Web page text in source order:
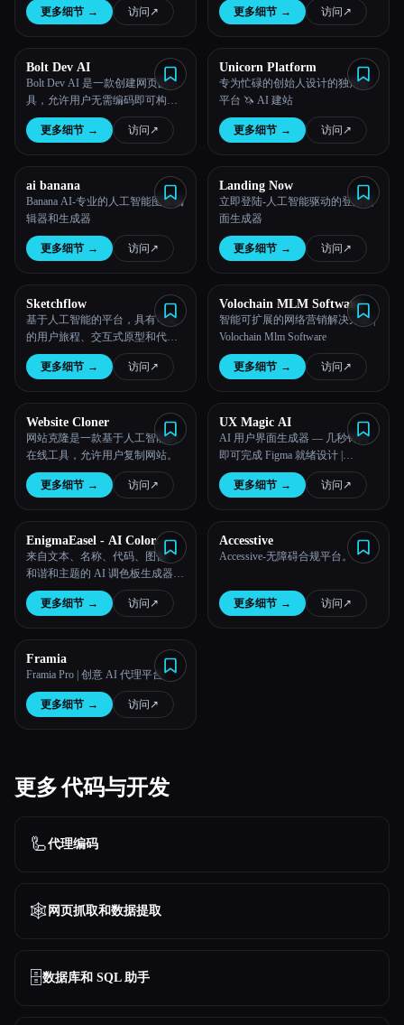
更多细节 → 访问 ↗︎ 更多细节 → 访问 ↗︎
Bolt Dev AI
Bolt Dev AI 是一款创建网页的工
具，允许用户无需编码即可构建
专业的响应式网站。
更多细节 → 访问 ↗︎
Unicorn Platform
专为忙碌的创始人设计的独角兽
平台 🦄 AI 建站
更多细节 → 访问 ↗︎
ai banana
Banana AI-专业的人工智能图像编
辑器和生成器
更多细节 → 访问 ↗︎
Landing Now
立即登陆-人工智能驱动的登陆页
面生成器
更多细节 → 访问 ↗︎
Sketchflow
基于人工智能的平台，具有可见
的用户旅程、交互式原型和代码
生成器。
更多细节 → 访问 ↗︎
Volochain MLM Software
智能可扩展的网络营销解决方案 |
Volochain Mlm Software
更多细节 → 访问 ↗︎
Website Cloner
网站克隆是一款基于人工智能的
在线工具，允许用户复制网站。
更多细节 → 访问 ↗︎
UX Magic AI
AI 用户界面生成器 — 几秒钟内
即可完成 Figma 就绪设计 |
uxMagic
更多细节 → 访问 ↗︎
EnigmaEasel - AI Color
Palette Generator
来自文本、名称、代码、图像、
和谐和主题的 AI 调色板生成器-
EnigmaEasel
更多细节 → 访问 ↗︎
Accesstive
Accessive-无障碍合规平台。
更多细节 → 访问 ↗︎
Framia
Framia Pro | 创意 AI 代理平台
更多细节 → 访问 ↗︎
更多 代码与开发
🦾代理编码
🕸️ 网页抓取和数据提取
🗄️数据库和 SQL 助手